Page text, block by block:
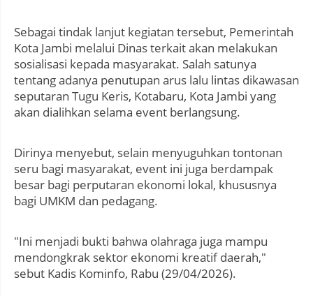
Sebagai tindak lanjut kegiatan tersebut, Pemerintah
Kota Jambi melalui Dinas terkait akan melakukan
sosialisasi kepada masyarakat. Salah satunya
tentang adanya penutupan arus lalu lintas dikawasan
seputaran Tugu Keris, Kotabaru, Kota Jambi yang
akan dialihkan selama event berlangsung.
Dirinya menyebut, selain menyuguhkan tontonan
seru bagi masyarakat, event ini juga berdampak
besar bagi perputaran ekonomi lokal, khususnya
bagi UMKM dan pedagang.
"Ini menjadi bukti bahwa olahraga juga mampu
mendongkrak sektor ekonomi kreatif daerah,"
sebut Kadis Kominfo, Rabu (29/04/2026).